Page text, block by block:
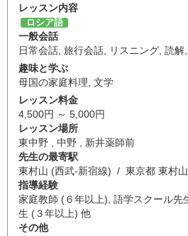
レッスン内容
ロシア語
一般会話
日常会話, 旅行会話, リスニング, 読解,
趣味と学ぶ
母国の家庭料理, 文学
レッスン料金
4,500円 ～ 5,000円
レッスン場所
東中野 , 中野 , 新井薬師前
先生の最寄駅
東村山 (西武-新宿線) / 東京都 東村
指導経験
家庭教師 (６年以上), 語学スクール先
生 (３年以上) 他
その他